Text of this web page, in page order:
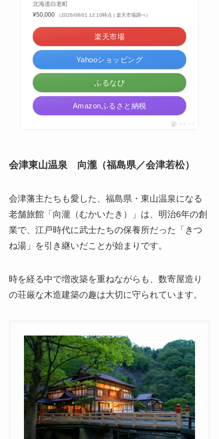
北海道白老町
¥50,000
（2026/08/01 12:10時点 | 楽天市場調べ）
楽天市場
Yahooショッピング
ふるなび
Amazonふるさと納税
ポチップ
会津東山温泉 向瀧（福島県／会津若松）
会津藩主たちも愛した、福島県・東山温泉になる
老舗旅館「向瀧（むかいたき）」は、明治6年の創
業で、江戸時代に武士たちの保養所だった「きつ
ね湯」を引き継いだことが始まりです。
時を経る中で増改築を重ねながらも、数寄屋造り
の荘厳な木造建築の趣は大切に守られています。